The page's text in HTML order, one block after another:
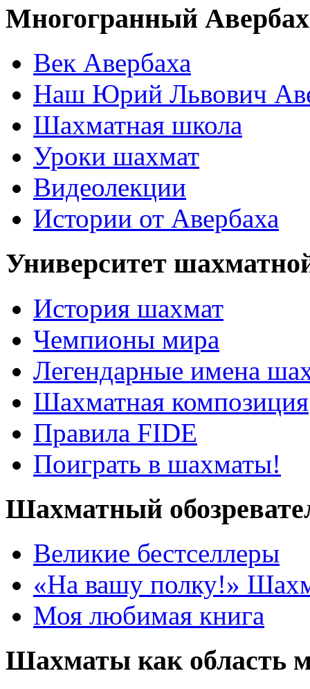
Многогранный Авербах
Век Авербаха
Наш Юрий Львович
Шахматная школа
Уроки шахмат
Видеолекции
Истории от Авербаха
Университет
История шахмат
Чемпионы мира
Легендарные имена
Шахматная композиция
Правила FIDE
Поиграть в шахматы!
Шахматный
Великие бестселлеры
«На вашу полку!»
Моя любимая книга
Шахматы как область